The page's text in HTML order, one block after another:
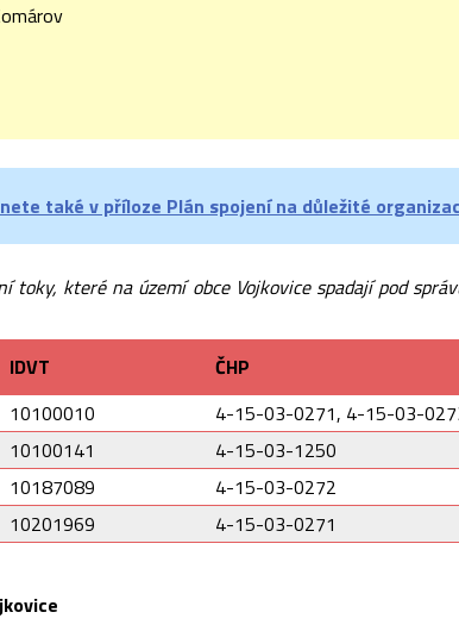
také v příloze Plán spojení na důležité
toky, které na území obce Vojkovice spadají pod
IDVT
ČHP
10100010
4-15-03-0271, 4-15-03-
10100141
4-15-03-1250
10187089
4-15-03-0272
10201969 4-15-03-0271